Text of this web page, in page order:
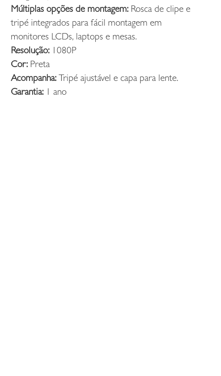
Múltiplas opções de montagem: Rosca de clipe e
tripé integrados para fácil montagem em
monitores LCDs, laptops e mesas.
Resolução: 1080P
Cor: Preta
Acompanha: Tripé ajustável e capa para lente.
Garantia: 1 ano